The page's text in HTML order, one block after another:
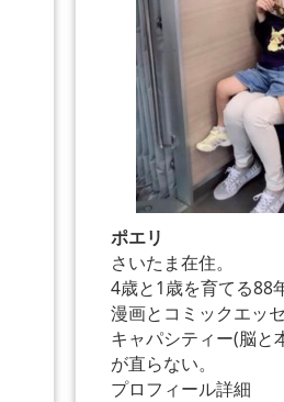
ポエリ
さいたま在住。
4歳と1歳を育てる88
漫画とコミックエッ
キャパシティー(脳と
が直らない。
プロフィール詳細